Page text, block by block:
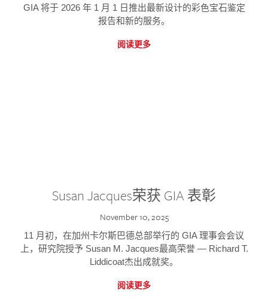
GIA 将于 2026 年 1 月 1 日推出最新设计的彩色宝石鉴定
报告和新的服务。
阅读更多
Susan Jacques荣获 GIA 表彰
November 10, 2025
11 月初，在加州卡尔斯巴德总部举行的 GIA 理事会会议
上，研究院授予 Susan M. Jacques最高荣誉 — Richard T.
Liddicoat杰出成就奖。
阅读更多